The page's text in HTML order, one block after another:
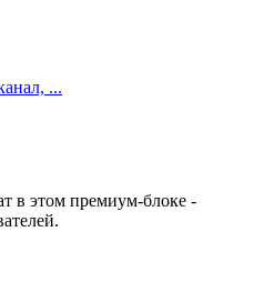
...
в этом премиум-блоке -